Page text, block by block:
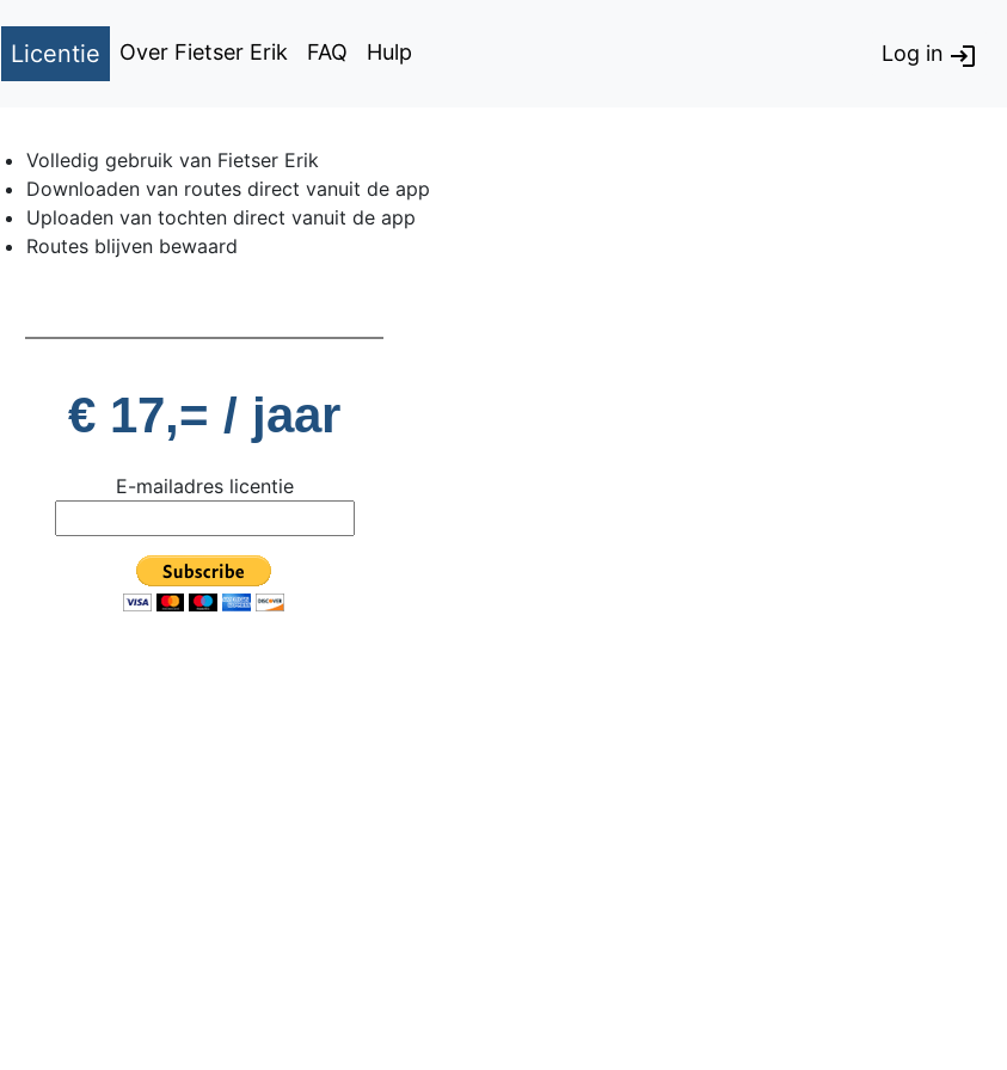
Licentie Over Fietser Erik FAQ Hulp Log in
Volledig gebruik van Fietser Erik
Downloaden van routes direct vanuit de app
Uploaden van tochten direct vanuit de app
Routes blijven bewaard
€ 17,= / jaar
E-mailadres licentie